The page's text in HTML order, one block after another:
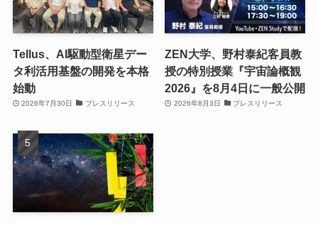
Tellus、AI駆動型衛星デー
タ利活用基盤の開発を本格
始動
2026年7月30日 プレスリリース
ZEN大学、野村泰紀客員教
授の特別授業『宇宙論概観
2026』を8月4日に一般公開
2026年8月3日 プレスリリース